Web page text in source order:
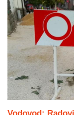
Vodovod: